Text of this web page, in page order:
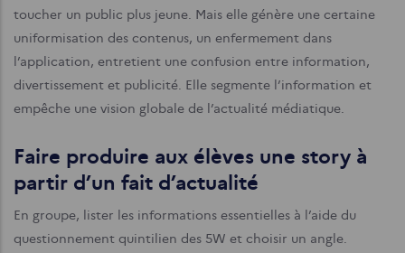
toucher un public plus jeune. Mais elle génère une certaine
uniformisation des contenus, un enfermement dans
l’application, entretient une confusion entre information,
divertissement et publicité. Elle segmente l’information et
empêche une vision globale de l’actualité médiatique.
Faire produire aux élèves une story à
partir d’un fait d’actualité
En groupe, lister les informations essentielles à l’aide du
questionnement quintilien des 5W et choisir un angle.